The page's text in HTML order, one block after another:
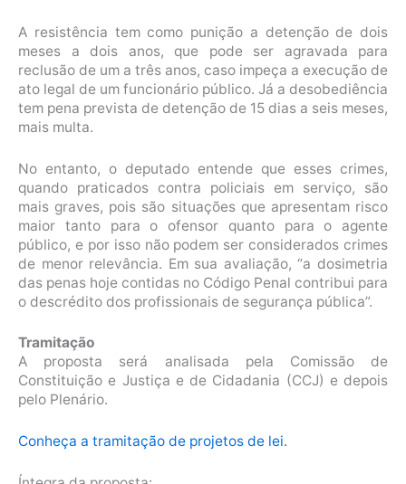
A resistência tem como punição a detençãode dois
meses a dois anos, que pode ser agravada para
reclusão de um a três anos, caso impeça a execução de
ato legal de um funcionário público. Já a desobediência
tem pena prevista de detenção de 15 dias a seis meses,
mais multa.
No entanto, o deputado entende que esses crimes,
quando praticados contra policiais em serviço, são
mais graves, pois são situações que apresentam risco
maior tanto para o ofensor quanto para o agente
público, e por isso não podem ser considerados crimes
de menor relevância. Em sua avaliação, “a dosimetria
das penas hoje contidas no Código Penal contribui para
o descrédito dos profissionais de segurança pública”.
Tramitação
A proposta será analisada pela Comissão de
Constituição e Justiça e de Cidadania (CCJ) e depois
pelo Plenário.
Conheça a tramitação de projetos de lei.